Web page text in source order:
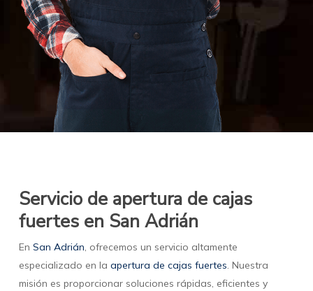
Servicio de apertura de cajas
fuertes en San Adrián
En San Adrián, ofrecemos un servicio altamente
especializado en la apertura de cajas fuertes. Nuestra
misión es proporcionar soluciones rápidas, eficientes y